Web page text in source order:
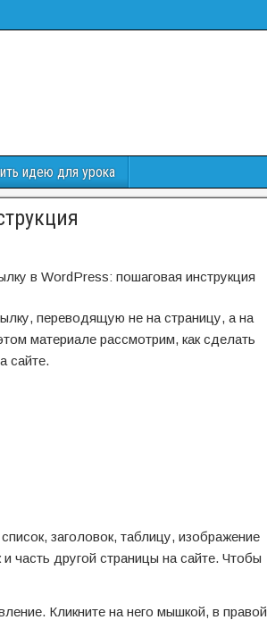
идею для урока
в WordPress: пошаговая инструкция
переводящую не на страницу, а на
материале рассмотрим, как сделать
сайте.
заголовок, таблицу, изображение
часть другой страницы на сайте. Чтобы
Кликните на него мышкой, в правой